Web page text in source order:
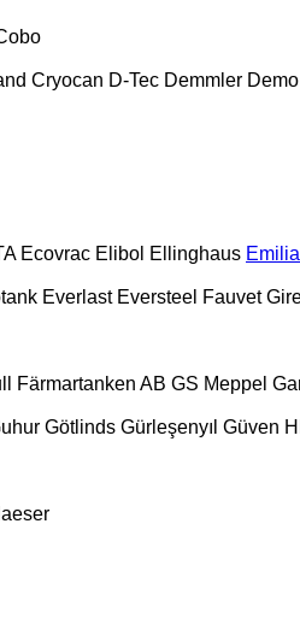
Cryocan D-Tec Demmler
Ecovrac Elibol Ellinghaus
Everlast Eversteel Fauvet
Färmartanken AB GS Meppel
Götlinds Gürleşenyıl Güven